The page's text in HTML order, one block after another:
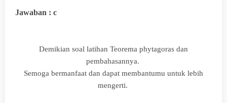
Jawaban : c
Demikian soal latihan Teorema phytagoras dan
pembahasannya.
Semoga bermanfaat dan dapat membantumu untuk lebih
mengerti.